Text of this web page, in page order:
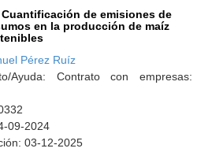
de emisiones de
en la producción de maíz
Pérez Ruíz
Ayuda: Contrato con empresas:
09-2024
03-12-2025